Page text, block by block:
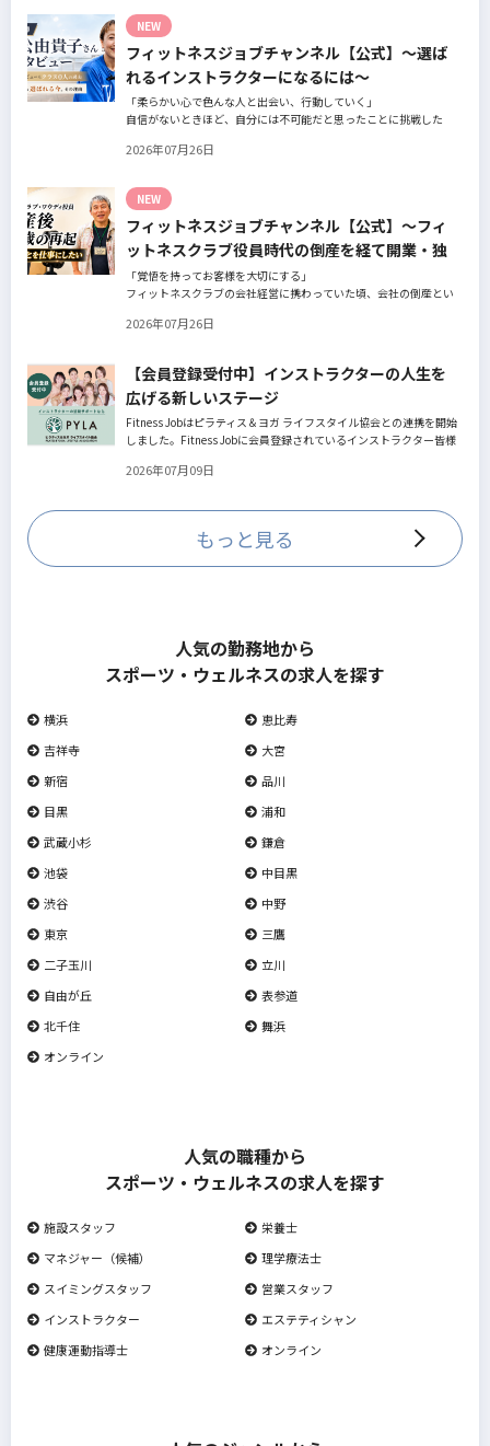
NEW
フィットネスジョブチャンネル【公式】～選ば
れるインストラクターになるには～
「柔らかい心で色んな人と出会い、行動していく」
自信がないときほど、自分には不可能だと思ったことに挑戦した
そんな風に自分だけでは思いつかないことを行動に移してきた結果
さん。選ばれるインストラクターになるために若松さんが取られた
行動とは？
2026年07月26日
NEW
フィットネスジョブチャンネル【公式】～フィ
ットネスクラブ役員時代の倒産を経て開業・独
立～
「覚悟を持ってお客様を大切にする」
フィットネスクラブの会社経営に携わっていた頃、会社の倒産とい
たパーソナルジム「ファントレイン」代表近藤健祐さんにインタビ
フィットネスクラブのキャンペーンや違約金制度はお客様を大切に
する仕組みだろうか！？資金が底をつく恐怖と闘いながらもお客様
との絆を築き上げた秘訣とは？
2026年07月26日
【会員登録受付中】インストラクターの人生を
広げる新しいステージ
Fitness Jobはピラティス＆ヨガ ライフスタイル協会との連携を開始
しました。Fitness Jobに会員登録されているインストラクター皆様
していきます。
2026年07月09日
もっと見る
人気の勤務地から
スポーツ・ウェルネスの求人を探す
横浜
恵比寿
吉祥寺
大宮
新宿
品川
目黒
浦和
武蔵小杉
鎌倉
池袋
中目黒
渋谷
中野
東京
三鷹
二子玉川
立川
自由が丘
表参道
北千住
舞浜
オンライン
人気の職種から
スポーツ・ウェルネスの求人を探す
施設スタッフ
栄養士
マネジャー（候補）
理学療法士
スイミングスタッフ
営業スタッフ
インストラクター
エステティシャン
健康運動指導士
オンライン